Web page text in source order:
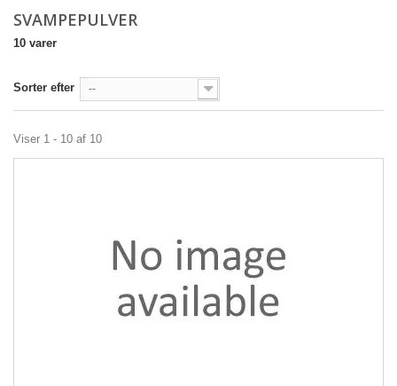
SVAMPEPULVER
10 varer
Sorter efter --
Viser 1 - 10 af 10